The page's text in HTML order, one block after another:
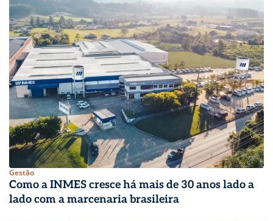
Gestão
Como a INMES cresce há mais de 30 anos lado a
lado com a marcenaria brasileira